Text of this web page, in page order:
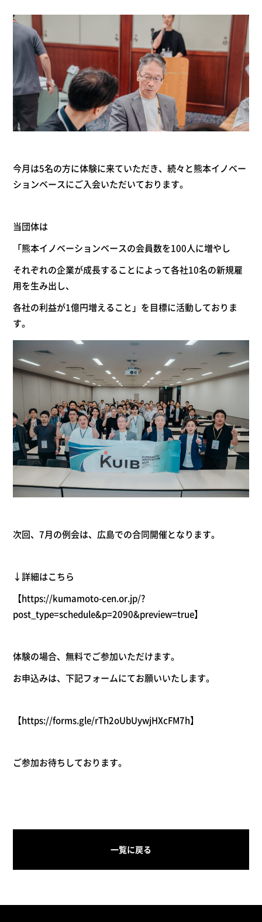
今月は5名の方に体験に来ていただき、続々と熊本イノベー
ションベースにご入会いただいております。
当団体は
「熊本イノベーションベースの会員数を100人に増やし
それぞれの企業が成長することによって各社10名の新規雇
用を生み出し、
各社の利益が1億円増えること」 を目標に活動しておりま
す。
次回、7月の例会は、広島での合同開催となります。
↓詳細はこちら
【https://kumamoto-cen.or.jp/?
post_type=schedule&p=2090&preview=true】
体験の場合、無料でご参加いただけます。
お申込みは、下記フォームにてお願いいたします。
【https://forms.gle/rTh2oUbUywjHXcFM7h】
ご参加お待ちしております。
一覧に戻る